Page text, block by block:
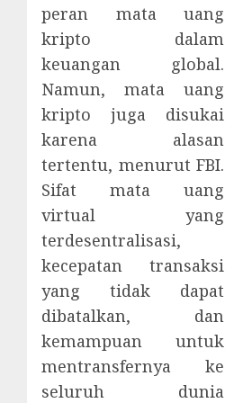
peran mata uang
kripto dalam
keuangan global.
Namun, mata uang
kripto juga disukai
karena alasan
tertentu, menurut FBI.
Sifat mata uang
virtual yang
terdesentralisasi,
kecepatan transaksi
yang tidak dapat
dibatalkan, dan
kemampuan untuk
mentransfernya ke
seluruh dunia